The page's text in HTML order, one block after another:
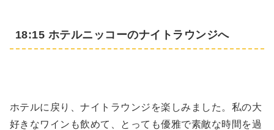
18:15 ホテルニッコーのナイトラウンジへ
ホテルに戻り、ナイトラウンジを楽しみました。私の大
好きなワインも飲めて、とっても優雅で素敵な時間を過